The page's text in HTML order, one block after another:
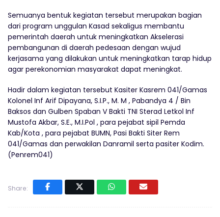
Semuanya bentuk kegiatan tersebut merupakan bagian
dari program unggulan Kasad sekaligus membantu
pemerintah daerah untuk meningkatkan Akselerasi
pembangunan di daerah pedesaan dengan wujud
kerjasama yang dilakukan untuk meningkatkan tarap hidup
agar perekonomian masyarakat dapat meningkat.
Hadir dalam kegiatan tersebut Kasiter Kasrem 041/Gamas
Kolonel Inf Arif Dipayana, S.I.P., M. M , Pabandya 4 / Bin
Baksos dan Gulben Spaban V Bakti TNI Sterad Letkol Inf
Mustofa Akbar, S.E., M.I.Pol , para pejabat sipil Pemda
Kab/Kota , para pejabat BUMN, Pasi Bakti Siter Rem
041/Gamas dan perwakilan Danramil serta pasiter Kodim.
(Penrem041)
Share: